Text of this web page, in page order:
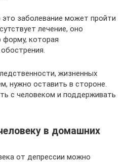
заболевание может пройти
лечение, оно
форму, которая
жизненных
нужно оставить в стороне.
с человеком и поддерживать
в домашних
от депрессии можно